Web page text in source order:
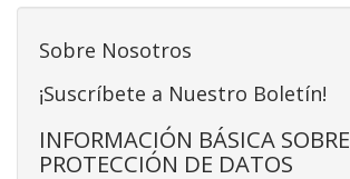
Sobre Nosotros
¡Suscríbete a Nuestro Boletín!
INFORMACIÓN BÁSICA SOBRE
PROTECCIÓN DE DATOS